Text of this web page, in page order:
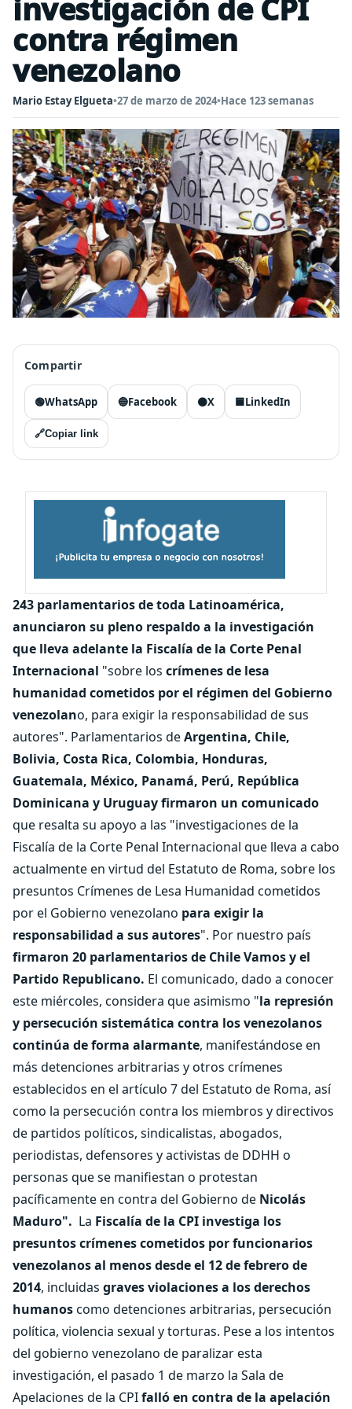
investigación de CPI
contra régimen
venezolano
Mario Estay Elgueta•27 de marzo de 2024•Hace 123 semanas
Compartir
🟢WhatsApp 🔵Facebook ⚫X 🟦LinkedIn
🔗Copiar link
243 parlamentarios de toda Latinoamérica,
anunciaron su pleno respaldo a la investigación
que lleva adelante la Fiscalía de la Corte Penal
Internacional "sobre los crímenes de lesa
humanidad cometidos por el régimen del Gobierno
venezolano, para exigir la responsabilidad de sus
autores". Parlamentarios deArgentina, Chile,
Bolivia, Costa Rica, Colombia, Honduras,
Guatemala, México, Panamá, Perú, República
Dominicana y Uruguay firmaron un comunicado
que resalta su apoyo a las "investigaciones de la
Fiscalía de la Corte Penal Internacional que lleva a cabo
actualmente en virtud del Estatuto de Roma, sobre los
presuntos Crímenes de Lesa Humanidad cometidos
por el Gobierno venezolano para exigir la
responsabilidad a sus autores". Por nuestro país
firmaron 20 parlamentarios de Chile Vamos y el
Partido Republicano. El comunicado, dado a conocer
este miércoles, considera que asimismo "la represión
y persecución sistemática contra los venezolanos
continúa de forma alarmante, manifestándose en
más detenciones arbitrarias y otros crímenes
establecidos en el artículo 7 del Estatuto de Roma, así
como la persecución contra los miembros y directivos
de partidos políticos, sindicalistas, abogados,
periodistas, defensores y activistas de DDHH o
personas que se manifiestan o protestan
pacíficamente en contra del Gobierno de Nicolás
Maduro". La Fiscalía de la CPI investiga los
presuntos crímenes cometidos por funcionarios
venezolanos al menos desde el 12 de febrero de
2014, incluidas graves violaciones a los derechos
humanoscomo detenciones arbitrarias, persecución
política, violencia sexual y torturas. Pese a los intentos
del gobierno venezolano de paralizar esta
investigación, el pasado 1 de marzo la Sala de
Apelaciones de la CPIfalló en contra de la apelación